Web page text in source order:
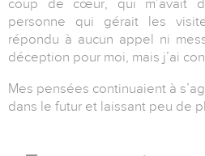
coup de cœur, qui m’avait
personne qui gérait les
répondu à aucun appel ni
déception pour moi, mais j’ai
Mes pensées continuaient à
dans le futur et laissant peu de